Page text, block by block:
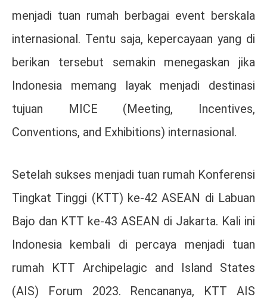
menjadi tuan rumah berbagai event berskala
internasional. Tentu saja, kepercayaan yang di
berikan tersebut semakin menegaskan jika
Indonesia memang layak menjadi destinasi
tujuan MICE (Meeting, Incentives,
Conventions, and Exhibitions) internasional.
Setelah sukses menjadi tuan rumah Konferensi
Tingkat Tinggi (KTT) ke-42 ASEAN di Labuan
Bajo dan KTT ke-43 ASEAN di Jakarta. Kali ini
Indonesia kembali di percaya menjadi tuan
rumah KTT Archipelagic and Island States
(AIS) Forum 2023. Rencananya, KTT AIS